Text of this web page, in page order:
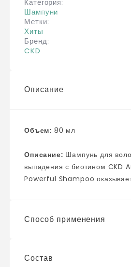
Категория
Шампуни
Метки
Хиты
Бренд
CKD
Описание
Объем: 80 мл
Описание:
выпадения с биотином CKD
Powerful Shampoo
всех загрязнений. Не
несколько видов
Способ применения
Нанесите на влажную кожу
Состав